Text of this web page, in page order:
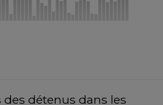
détenus dans les